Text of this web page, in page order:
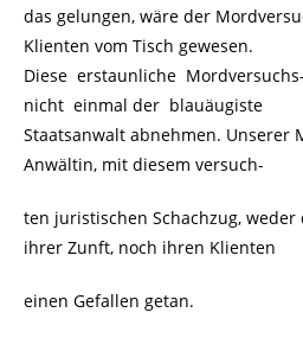
das gelungen, wäre der
Klienten vom Tisch gewesen.
Diese erstaunliche
nicht einmal der blauäugiste
Staatsanwalt abnehmen. Unserer
Anwältin, mit diesem versuch-
ten juristischen Schachzug, weder
ihrer Zunft, noch ihren Klienten
einen Gefallen getan.